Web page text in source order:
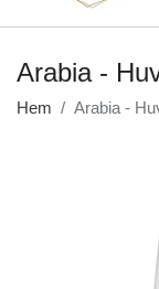
Arabia -
Hem Arabia -